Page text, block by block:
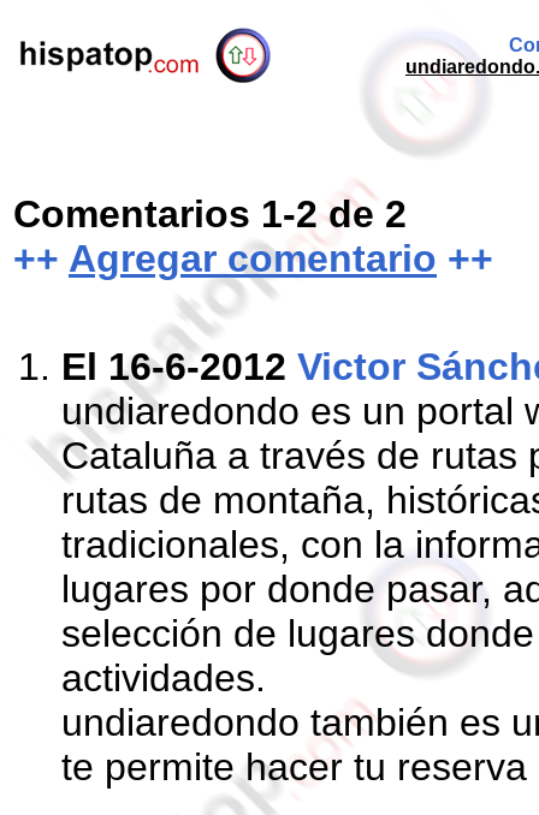
Comentarios 1-2 de 2
++ Agregar comentario ++
El 16-6-2012 Victor
undiaredondo es un portal
Cataluña a través de rutas
rutas de montaña,
tradicionales, con la
lugares por donde pasar,
selección de lugares
actividades.
undiaredondo también es
te permite hacer tu